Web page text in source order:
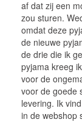
af dat zij een
zou sturen.
omdat deze
de nieuwe
de drie die ik
pyjama kreeg
voor de
voor de goede
levering. Ik
in de webshop